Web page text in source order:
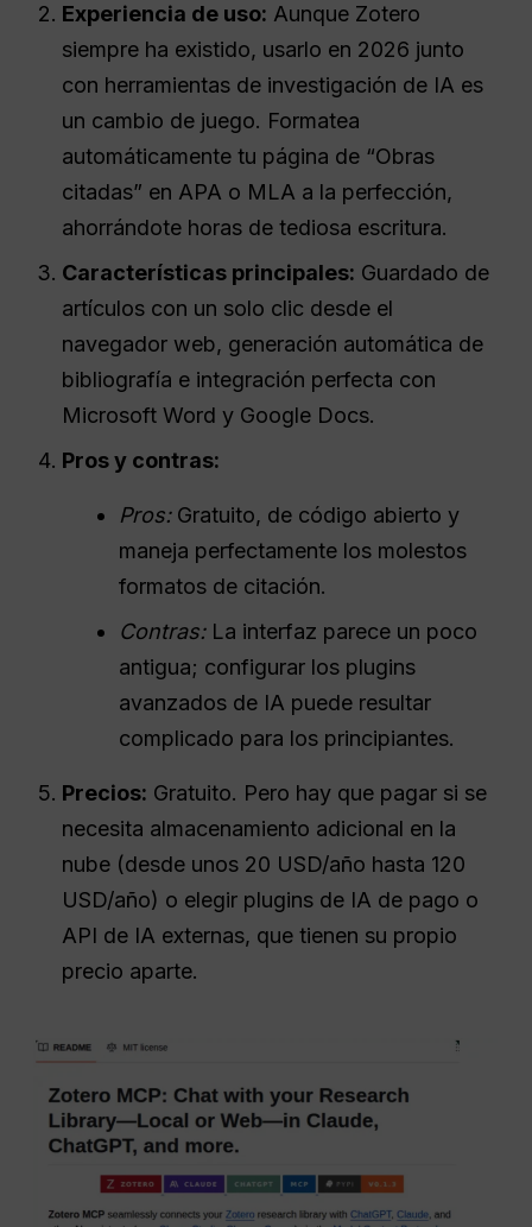
Experiencia de uso: Aunque Zotero
siempre ha existido, usarlo en 2026 junto
con herramientas de investigación de IA es
un cambio de juego. Formatea
automáticamente tu página de “Obras
citadas” en APA o MLA a la perfección,
ahorrándote horas de tediosa escritura.
Características principales: Guardado de
artículos con un solo clic desde el
navegador web, generación automática de
bibliografía e integración perfecta con
Microsoft Word y Google Docs.
Pros y contras:
Pros:Gratuito, de código abierto y
maneja perfectamente los molestos
formatos de citación.
Contras:La interfaz parece un poco
antigua; configurar los plugins
avanzados de IA puede resultar
complicado para los principiantes.
Precios: Gratuito. Pero hay que pagar si se
necesita almacenamiento adicional en la
nube (desde unos 20 USD/año hasta 120
USD/año) o elegir plugins de IA de pago o
API de IA externas, que tienen su propio
precio aparte.